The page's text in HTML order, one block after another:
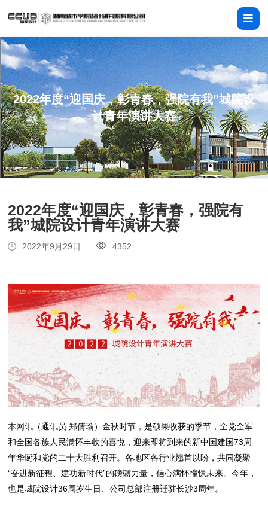
2022年度“迎国庆，彰青春，强院有我”城院设
计青年演讲大赛
2022年度“迎国庆，彰青春，强院有
我”城院设计青年演讲大赛
2022年9月29日 4352
本网讯（通讯员 郑倩瑜）金秋时节，是硕果收获的季节，全党全军
和全国各族人民满怀丰收的喜悦，迎来即将到来的新中国建国73周
年华诞和党的二十大胜利召开。各地区各行业翘首以盼，共同凝聚
“奋进新征程、建功新时代”的磅礴力量，信心满怀憧憬未来。今年，
也是城院设计36周岁生日、公司总部注册迁驻长沙3周年。